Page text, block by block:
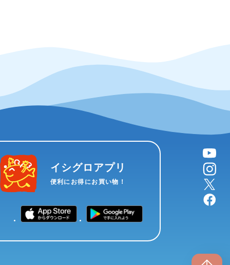
イシグロアプリ
便利にお得にお買い物！
YouTube
instagram
X
facebook